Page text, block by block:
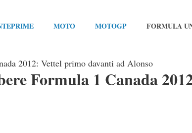
MOTO MOTOGP FORMULA
2012: Vettel primo davanti ad Alonso
Formula 1 Canada